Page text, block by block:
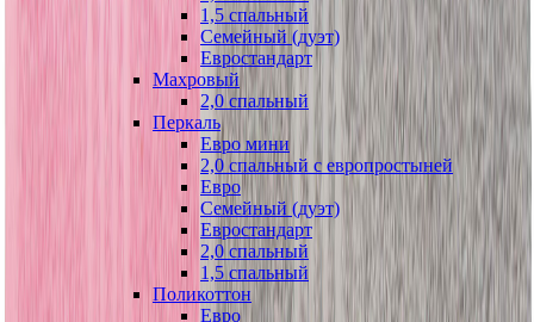
1,5 спальный
Семейный (дуэт)
Евростандарт
Махровый
2,0 спальный
Перкаль
Евро мини
2,0 спальный с европростыней
Евро
Семейный (дуэт)
Евростандарт
2,0 спальный
1,5 спальный
Поликоттон
Евро